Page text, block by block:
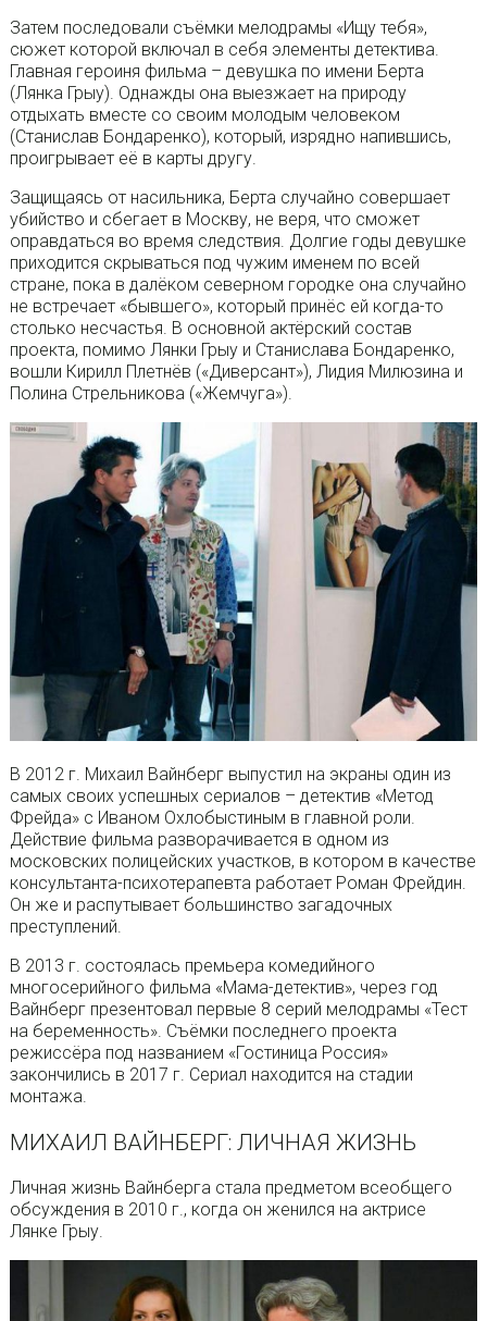
Затем последовали съёмки мелодрамы «Ищу тебя»,
сюжет которой включал в себя элементы детектива.
Главная героиня фильма – девушка по имени Берта
(Лянка Грыу). Однажды она выезжает на природу
отдыхать вместе со своим молодым человеком
(Станислав Бондаренко), который, изрядно напившись,
проигрывает её в карты другу.
Защищаясь от насильника, Берта случайно совершает
убийство и сбегает в Москву, не веря, что сможет
оправдаться во время следствия. Долгие годы девушке
приходится скрываться под чужим именем по всей
стране, пока в далёком северном городке она случайно
не встречает «бывшего», который принёс ей когда-то
столько несчастья. В основной актёрский состав
проекта, помимо Лянки Грыу и Станислава Бондаренко,
вошли Кирилл Плетнёв («Диверсант»), Лидия Милюзина и
Полина Стрельникова («Жемчуга»).
В 2012 г. Михаил Вайнберг выпустил на экраны один из
самых своих успешных сериалов – детектив «Метод
Фрейда» с Иваном Охлобыстиным в главной роли.
Действие фильма разворачивается в одном из
московских полицейских участков, в котором в качестве
консультанта-психотерапевта работает Роман Фрейдин.
Он же и распутывает большинство загадочных
преступлений.
В 2013 г. состоялась премьера комедийного
многосерийного фильма «Мама-детектив», через год
Вайнберг презентовал первые 8 серий мелодрамы «Тест
на беременность». Съёмки последнего проекта
режиссёра под названием «Гостиница Россия»
закончились в 2017 г. Сериал находится на стадии
монтажа.
МИХАИЛ ВАЙНБЕРГ: ЛИЧНАЯ ЖИЗНЬ
Личная жизнь Вайнберга стала предметом всеобщего
обсуждения в 2010 г., когда он женился на актрисе
Лянке Грыу.